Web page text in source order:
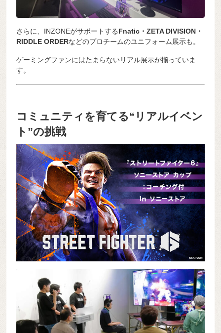
さらに、INZONEがサポートするFnatic・ZETA DIVISION・
RIDDLE ORDERなどのプロチームのユニフォーム展示も。
ゲーミングファンにはたまらないリアル展示が揃っていま
す。
コミュニティを育てる“リアルイベン
ト”の挑戦